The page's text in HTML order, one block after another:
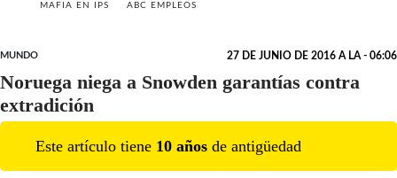
MAFIA EN IPS ABC EMPLEOS
MUNDO 27 DE JUNIO DE 2016 A LA - 06:06
Noruega niega a Snowden garantías contra
extradición
Este artículo tiene 10 años de antigüedad